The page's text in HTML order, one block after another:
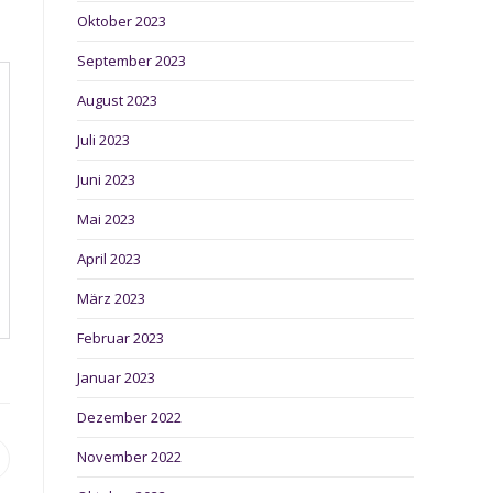
Oktober 2023
September 2023
August 2023
Juli 2023
Juni 2023
Mai 2023
April 2023
März 2023
Februar 2023
Januar 2023
Dezember 2022
November 2022